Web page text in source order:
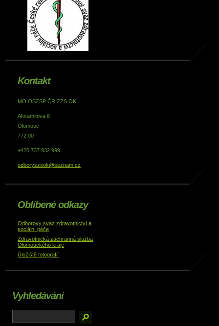
Kontakt
MO OSZSP ČR ZZS OK
Aksamitova 8
Olomouc
772 00
+420 737 932 999
odboryzzsok@seznam.cz
Oblíbené odkazy
Odborový svaz zdravotnictví a
sociální péče
Zdravotnická záchranná služba
Olomouckého kraje
Úložiště fotografií
Vyhledávání